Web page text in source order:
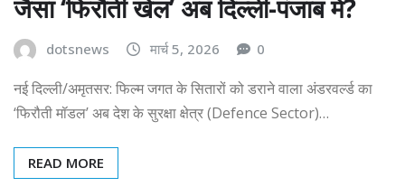
जैसा ‘फिरौती खेल’ अब दिल्ली-पंजाब में?
dotsnews मार्च 5, 2026 0
नई दिल्ली/अमृतसर: फिल्म जगत के सितारों को डराने वाला अंडरवर्ल्ड का
‘फिरौती मॉडल’ अब देश के सुरक्षा क्षेत्र (Defence Sector)…
READ MORE